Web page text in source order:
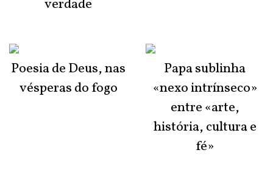
verdade
Poesia de Deus, nas
vésperas do fogo
Papa sublinha
«nexo intrínseco»
entre «arte,
história, cultura e
fé»